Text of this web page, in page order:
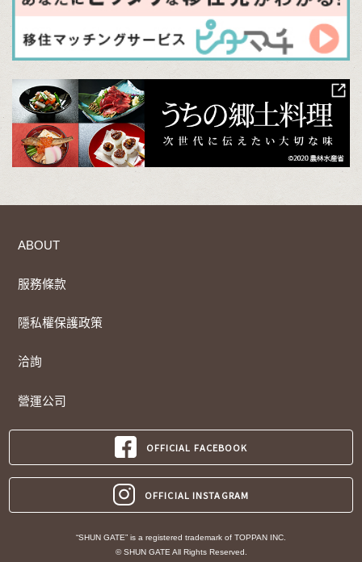
ABOUT
服務條款
隱私權保護政策
洽詢
營運公司
OFFICIAL FACEBOOK
OFFICIAL INSTAGRAM
“SHUN GATE” is a registered trademark of TOPPAN INC.
© SHUN GATE All Rights Reserved.